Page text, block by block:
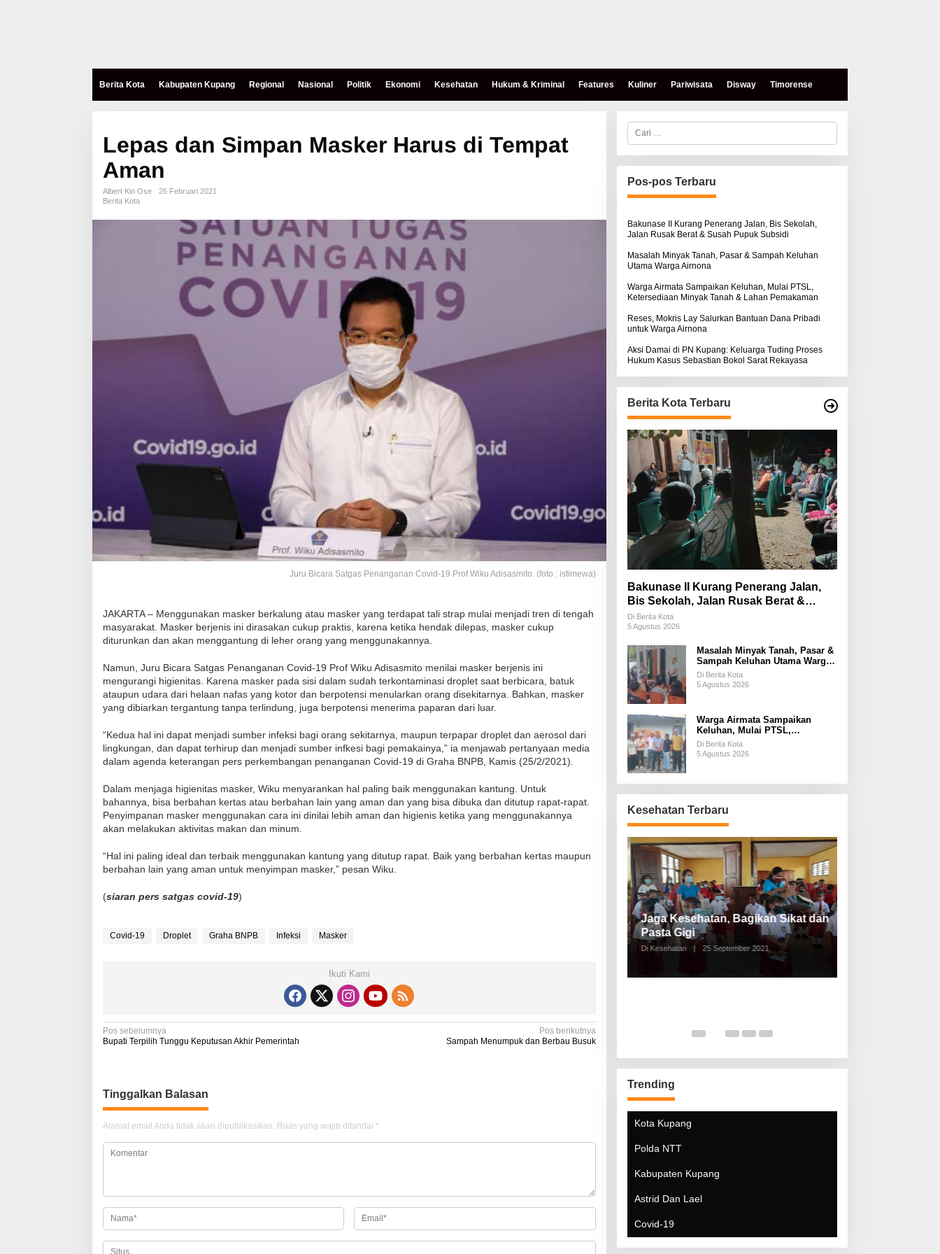
Berita Kota Kabupaten Kupang Regional Nasional Politik Ekonomi Kesehatan Hukum & Kriminal Features Kuliner Pariwisata Disway Timorense
Lepas dan Simpan Masker Harus di Tempat
Aman
Albert Kin Ose
26 Februari 2021
Berita Kota
Juru Bicara Satgas Penanganan Covid-19 Prof Wiku Adisasmito. (foto : istimewa)
JAKARTA – Menggunakan masker berkalung atau masker yang terdapat tali strap mulai menjadi tren di tengah
masyarakat. Masker berjenis ini dirasakan cukup praktis, karena ketika hendak dilepas, masker cukup
diturunkan dan akan menggantung di leher orang yang menggunakannya.
Namun, Juru Bicara Satgas Penanganan Covid-19 Prof Wiku Adisasmito menilai masker berjenis ini
mengurangi higienitas. Karena masker pada sisi dalam sudah terkontaminasi droplet saat berbicara, batuk
ataupun udara dari helaan nafas yang kotor dan berpotensi menularkan orang disekitarnya. Bahkan, masker
yang dibiarkan tergantung tanpa terlindung, juga berpotensi menerima paparan dari luar.
“Kedua hal ini dapat menjadi sumber infeksi bagi orang sekitarnya, maupun terpapar droplet dan aerosol dari
lingkungan, dan dapat terhirup dan menjadi sumber infkesi bagi pemakainya,” ia menjawab pertanyaan media
dalam agenda keterangan pers perkembangan penanganan Covid-19 di Graha BNPB, Kamis (25/2/2021).
Dalam menjaga higienitas masker, Wiku menyarankan hal paling baik menggunakan kantung. Untuk
bahannya, bisa berbahan kertas atau berbahan lain yang aman dan yang bisa dibuka dan ditutup rapat-rapat.
Penyimpanan masker menggunakan cara ini dinilai lebih aman dan higienis ketika yang menggunakannya
akan melakukan aktivitas makan dan minum.
“Hal ini paling ideal dan terbaik menggunakan kantung yang ditutup rapat. Baik yang berbahan kertas maupun
berbahan lain yang aman untuk menyimpan masker,” pesan Wiku.
(siaran pers satgas covid-19)
Covid-19 Droplet Graha BNPB Infeksi Masker
Ikuti Kami
N
i
g
a
s
p
o
s
Pos sebelumnya
Bupati Terpilih Tunggu Keputusan Akhir Pemerintah
Pos berikutnya
Sampah Menumpuk dan Berbau Busuk
Tinggalkan Balasan
Alamat email Anda tidak akan dipublikasikan. Ruas yang wajib ditandai *
C
r
i
u
n
u
:
Pos-pos Terbaru
Bakunase II Kurang Penerang Jalan, Bis Sekolah,
Jalan Rusak Berat & Susah Pupuk Subsidi
Masalah Minyak Tanah, Pasar & Sampah Keluhan
Utama Warga Airnona
Warga Airmata Sampaikan Keluhan, Mulai PTSL,
Ketersediaan Minyak Tanah & Lahan Pemakaman
Reses, Mokris Lay Salurkan Bantuan Dana Pribadi
untuk Warga Airnona
Aksi Damai di PN Kupang: Keluarga Tuding Proses
Hukum Kasus Sebastian Bokol Sarat Rekayasa
Berita Kota Terbaru
Bakunase II Kurang Penerang Jalan,
Bis Sekolah, Jalan Rusak Berat &
Susah Pupuk Subsidi
Di Berita Kota
5 Agustus 2026
Masalah Minyak Tanah, Pasar &
Sampah Keluhan Utama Warga
Airnona
Di Berita Kota
5 Agustus 2026
Warga Airmata Sampaikan
Keluhan, Mulai PTSL,
Ketersediaan Minyak Tanah &
Lahan Pemakaman
Di Berita Kota
5 Agustus 2026
Kesehatan Terbaru
Jaga Kesehatan, Bagikan Sikat dan
Pasta Gigi
Di Kesehatan 25 September 2021
Trending
Kota Kupang
Polda NTT
Kabupaten Kupang
Astrid Dan Lael
Covid-19